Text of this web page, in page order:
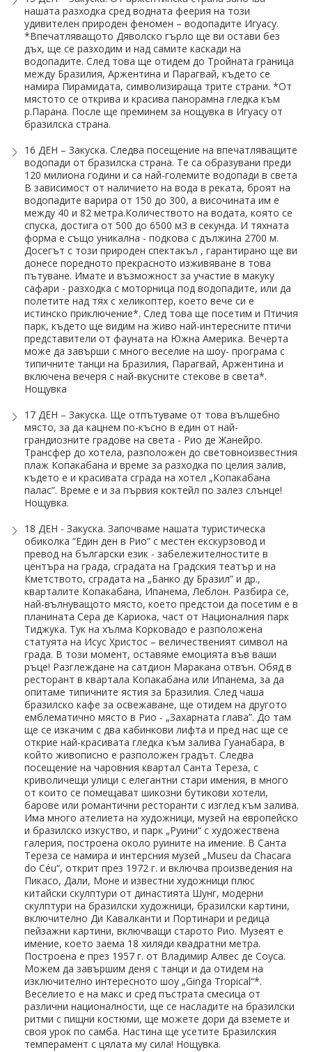
нашата разходка сред водната феерия на този
удивителен природен феномен – водопадите Игуасу.
*Впечатляващото Дяволско гърло ще ви остави без
дъх, ще се разходим и над самите каскади на
водопадите. След това ще отидем до Тройната граница
между Бразилия, Аржентина и Парагвай, където се
намира Пирамидата, символизираща трите страни. *От
мястото се открива и красива панорамна гледка към
р.Парана. После ще преминем за нощувка в Игуасу от
бразилска страна.
16 ДЕН – Закуска. Следва посещение на впечатляващите
водопади от бразилска страна. Те са образувани преди
120 милиона години и са най-големите водопади в света
В зависимост от наличието на вода в реката, броят на
водопадите варира от 150 до 300, а височината им е
между 40 и 82 метра.Количеството на водата, която се
спуска, достига от 500 до 6500 м3 в секунда. И тяхната
форма е също уникална - подкова с дължина 2700 м.
Досегът с този природен спектакъл , гарантирано ще ви
донесе поредното прекрасното изживяване в това
пътуване. Имате и възможност за участие в макуку
сафари - разходка с моторница под водопадите, или да
полетите над тях с хеликоптер, което вече си е
истинско приключение*. След това ще посетим и Птичия
парк, където ще видим на живо най-интересните птичи
представители от фауната на Южна Америка. Вечерта
може да завърши с много веселие на шоу- програма с
типичните танци на Бразилия, Парагвай, Аржентина и
включена вечеря с най-вкусните стекове в света*.
Нощувка
17 ДЕН – Закуска. Ще отпътуваме от това вълшебно
място, за да кацнем по-късно в един от най-
грандиозните градове на света - Рио де Жанейро.
Трансфер до хотела, разположен до световноизвестния
плаж Копакабана и време за разходка по целия залив,
където е и красивата сграда на хотел „Копакабана
палас”. Време е и за първия коктейл по залез слънце!
Нощувка.
18 ДЕН - Закуска. Започваме нашата туристическа
обиколка “Един ден в Рио” с местен екскурзовод и
превод на български език - забележителностите в
центъра на града, сградата на Градския театър и на
Кметството, сградата на „Банко ду Бразил” и др.,
кварталите Копакабана, Ипанема, Леблон. Разбира се,
най-вълнуващото място, което предстои да посетим е в
планината Сера де Кариока, част от Националния парк
Тиджука. Тук на хълма Корковадо е разположена
статуята на Исус Христос – величественият символ на
града. В този момент, оставяме емоцията във ваши
ръце! Разглеждане на сатдион Маракана отвън. Обяд в
ресторант в квартала Копакабана или Ипанема, за да
опитаме типичните ястия за Бразилия. След чаша
бразилско кафе за освежаване, ще отидем на другото
емблематично място в Рио - „Захарната глава”. До там
ще се изкачим с два кабинкови лифта и пред нас ще се
открие най-красивата гледка към залива Гуанабара, в
който живописно е разположен градът. Следва
посещение на чаровния квартал Санта Тереза, с
криволичещи улици с елегантни стари имения, в много
от които се помещават шикозни бутикови хотели,
барове или романтични ресторанти с изглед към залива.
Има много ателиета на художници, музей на европейско
и бразилско изкуство, и парк „Руини“ с художествена
галерия, построена около руините на имение. В Санта
Тереза се намира и интерсния музей „Museu da Chacara
do Céu“, открит през 1972 г. и включва произведения на
Пикасо, Дали, Моне и известни художници плюс
китайски скулптури от династията Шунг, модерни
скулптури на бразилски художници, бразилски картини,
включително Ди Кавалканти и Портинари и редица
пейзажни картини, включващи старото Рио. Музеят е
имение, което заема 18 хиляди квадратни метра.
Построена е през 1957 г. от Владимир Алвес де Соуса.
Можем да завършим деня с танци и да отидем на
изключително интересното шоу „Ginga Tropical“*.
Веселието е на макс и сред пъстрата смесица от
различни националности, ще се насладите на бразилски
ритми с пищни костюми, ще можете дори да вземете и
своя урок по самба. Настина ще усетите Бразилския
темперамент с цялата му сила! Нощувка.